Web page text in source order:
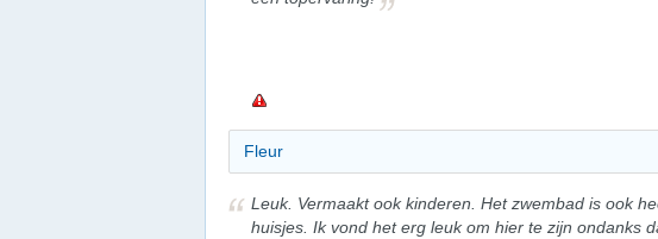
Fleur
Leuk. Vermaakt ook kinderen. Het zwembad is ook
huisjes. Ik vond het erg leuk om hier te zijn ondanks